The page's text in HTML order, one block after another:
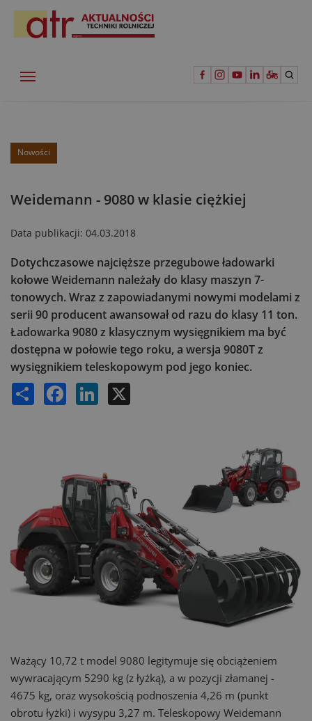
Nowości
Weidemann - 9080 w klasie ciężkiej
Data publikacji: 04.03.2018
Dotychczasowe najcięższe przegubowe ładowarki
kołowe Weidemann należały do klasy maszyn 7-
tonowych. Wraz z zapowiadanymi nowymi modelami z
serii 90 producent awansował od razu do klasy 11 ton.
Ładowarka 9080 z klasycznym wysięgnikiem ma być
dostępna w połowie tego roku, a wersja 9080T z
wysięgnikiem teleskopowym pod jego koniec.
Share Facebook LinkedIn
Ważący 10,72 t model 9080 legitymuje się obciążeniem
wywracającym 5290 kg (z łyżką), a w pozycji złamanej -
4675 kg, oraz wysokością podnoszenia 4,26 m (punkt
obrotu łyżki) i wysypu 3,27 m. Teleskopowy Weidemann